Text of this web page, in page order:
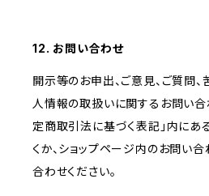
12. お問い合わせ
開示等のお申出、ご意見、ご質問
人情報の取扱いに関するお問い合
定商取引法に基づく表記」内にあ
くか、ショップページ内のお問い
合わせください。